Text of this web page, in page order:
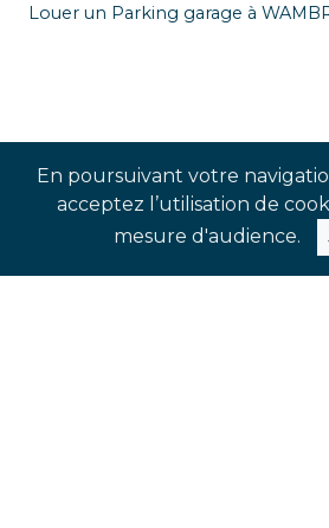
En poursuivant votre
acceptez l’utilisation de
mesure d'audience.
Louer un Parking garage à